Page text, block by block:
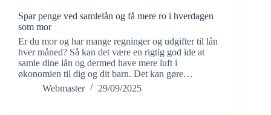
Spar penge ved samlelån og få mere ro i hverdagen
som mor
Er du mor og har mange regninger og udgifter til lån
hver måned? Så kan det være en rigtig god ide at
samle dine lån og dermed have mere luft i
økonomien til dig og dit barn. Det kan gøre…
Webmaster
29/09/2025